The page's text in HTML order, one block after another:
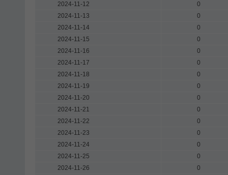
2024-11-12
0
2024-11-13
0
2024-11-14
0
2024-11-15
0
2024-11-16
0
2024-11-17
0
2024-11-18
0
2024-11-19
0
2024-11-20
0
2024-11-21
0
2024-11-22
0
2024-11-23
0
2024-11-24
0
2024-11-25
0
2024-11-26
0